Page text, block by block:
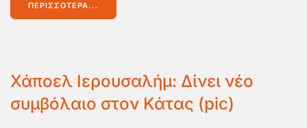
ΠΕΡΙΣΣΌΤΕΡΑ...
Χάποελ Ιερουσαλήμ: Δίνει νέο
συμβόλαιο στον Κάτας (pic)